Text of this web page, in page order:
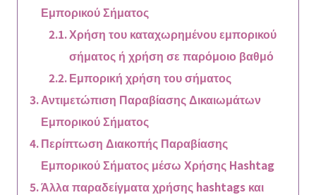
Εμπορικού Σήματος
Χρήση του καταχωρημένου εμπορικού
σήματος ή χρήση σε παρόμοιο βαθμό
Εμπορική χρήση του σήματος
Αντιμετώπιση Παραβίασης Δικαιωμάτων
Εμπορικού Σήματος
Περίπτωση Διακοπής Παραβίασης
Εμπορικού Σήματος μέσω Χρήσης Hashtag
Άλλα παραδείγματα χρήσης hashtags και